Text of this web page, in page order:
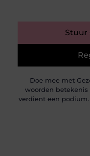
Stuur
Doe mee met
woorden
verdient een